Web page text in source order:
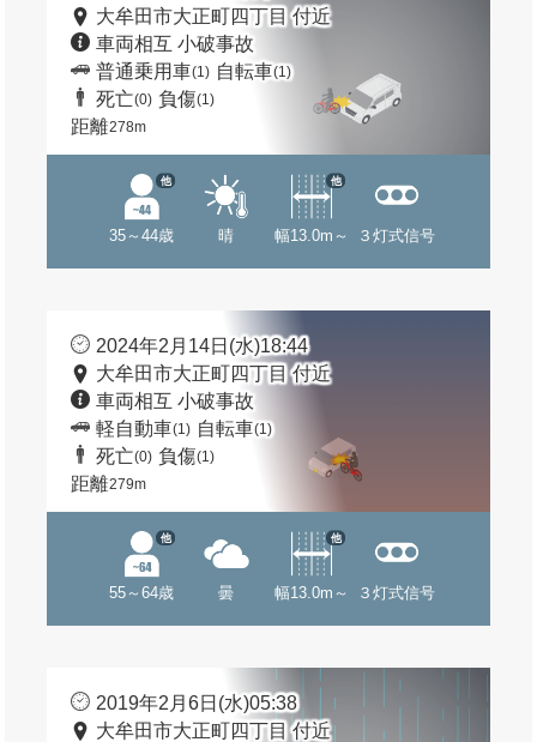
大牟田市大正町四丁目 付近
車両相互 小破事故
普通乗用車(1) 自転車(1)
死亡(0) 負傷(1)
距離278m
35～44歳
他
晴 幅13.0m～
他
３灯式信号
2024年2月14日(水)18:44
大牟田市大正町四丁目 付近
車両相互 小破事故
軽自動車(1) 自転車(1)
死亡(0) 負傷(1)
距離279m
55～64歳
他
曇 幅13.0m～
他
３灯式信号
2019年2月6日(水)05:38
大牟田市大正町四丁目 付近